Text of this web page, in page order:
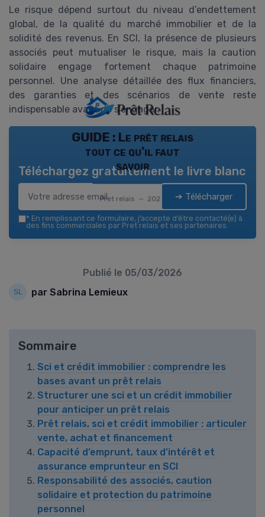
Le risque dépend surtout du niveau d’endettement
global, de la qualité du marché immobilier et de la
solidité des revenus. En SCI, la présence de plusieurs
associés peut mutualiser le risque, mais la caution
solidaire engage fortement chaque patrimoine
personnel. Une analyse détaillée des flux financiers,
des garanties et des scénarios de vente reste
indispensable avant de s’engager.
GUIDE : Le prêt relais
tout ce qu'il faut
savoir
Pret relais — 2026
Téléchargez gratuitement le livre blanc
➔ Télécharger
* En remplissant ce formulaire, j’accepte d’être contacté(e) à
des fins commerciales par Pret relais et ses partenaires.
Publié le 05/03/2026
par Sabrina Lemieux
Sommaire
Sci et crédit immobilier : comprendre les
bases avant un prêt relais
Structurer une sci et un crédit immobilier
pour anticiper un prêt relais
Prêt relais, sci et crédit immobilier : articuler
vente, achat et financement
Capacité d’emprunt, taux d’intérêt et
assurance emprunteur en SCI
Responsabilité des associés, caution
solidaire et protection du patrimoine
personnel